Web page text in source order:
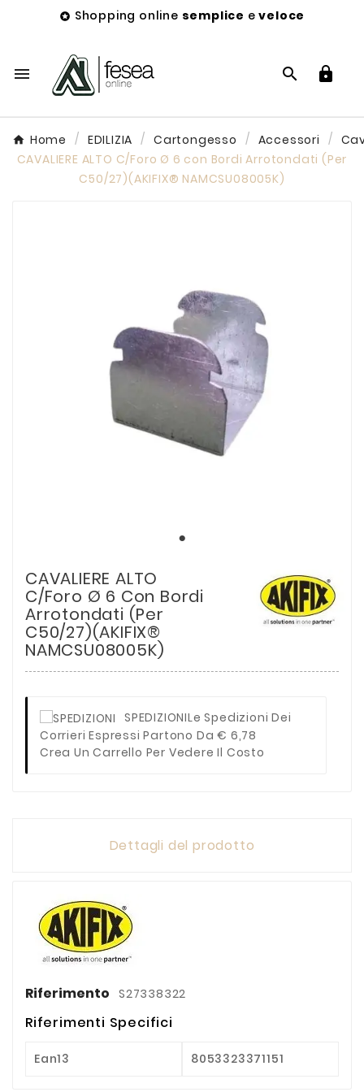
 Shopping online semplice eveloce
  
Home EDILIZIA Cartongesso Accessori
CAVALIERE ALTO C/Foro Ø 6 con Bordi Arrotondati (Per
C50/27)(AKIFIX® NAMCSU08005K)
CAVALIERE ALTO
C/Foro Ø 6 Con Bordi
Arrotondati (Per
C50/27)(AKIFIX®
NAMCSU08005K)
SPEDIZIONILe Spedizioni Dei
Corrieri Espressi Partono Da € 6,78
Crea Un Carrello Per Vedere Il Costo
Dettagli del prodotto
Riferimento S27338322
Riferimenti Specifici
Ean13 8053323371151